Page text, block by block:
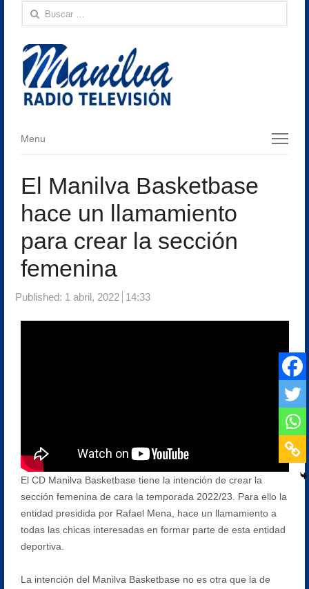
Buscar:
Menu
Menu
El Manilva Basketbase
hace un llamamiento
para crear la sección
femenina
Published: 1 abril, 2022 14:33
El CD Manilva Basketbase tiene la intención de crear la
sección femenina de cara la temporada 2022/23. Para ello la
entidad presidida por Rafael Mena, hace un llamamiento a
todas las chicas interesadas en formar parte de esta entidad
deportiva.
La intención del Manilva Basketbase no es otra que la de